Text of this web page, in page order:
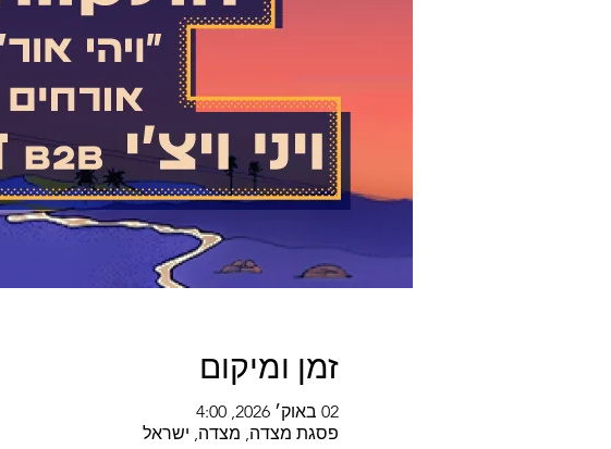
זמן ומיקום
02 באוק׳ 2026, 4:00
פסגת מצדה, מצדה, ישראל